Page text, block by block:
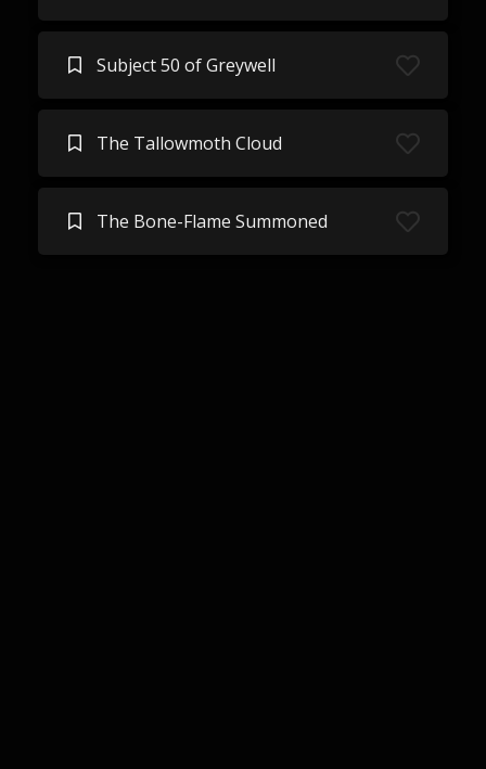
Subject 50 of Greywell
The Tallowmoth Cloud
The Bone-Flame Summoned